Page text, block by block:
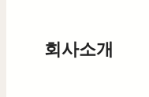
회사소개